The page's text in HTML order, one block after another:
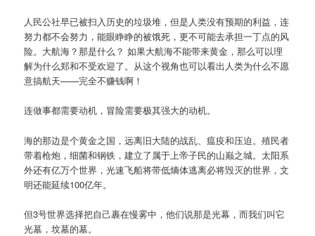
人民公社早已被扫入历史的垃圾堆，但是人类没有预期的利益，连
努力都不会努力，能眼睁睁的被饿死，更不可能去承担一丁点的风
险。大航海？那是什么？ 如果大航海不能带来黄金，那么可以理
解为什么郑和不受欢迎了。从这个视角也可以看出人类为什么不愿
意搞航天——完全不赚钱啊！
连做事都需要动机，冒险需要极其强大的动机。
海的那边是个黄金之国，远离旧大陆的战乱、瘟疫和压迫。殖民者
带着枪炮，细菌和钢铁，建立了属于上帝子民的山巅之城。太阳系
外还有亿万个世界，光速飞船将带低熵体逃离必将毁灭的世界，文
明还能延续100亿年。
但3号世界选择把自己裹在慢雾中，他们说那是光幕，而我们叫它
光墓，坟墓的墓。